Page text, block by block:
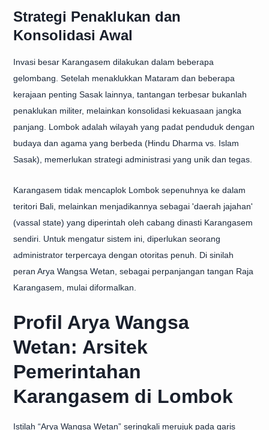
Strategi Penaklukan dan
Konsolidasi Awal
Invasi besar Karangasem dilakukan dalam beberapa
gelombang. Setelah menaklukkan Mataram dan beberapa
kerajaan penting Sasak lainnya, tantangan terbesar bukanlah
penaklukan militer, melainkan konsolidasi kekuasaan jangka
panjang. Lombok adalah wilayah yang padat penduduk dengan
budaya dan agama yang berbeda (Hindu Dharma vs. Islam
Sasak), memerlukan strategi administrasi yang unik dan tegas.
Karangasem tidak mencaplok Lombok sepenuhnya ke dalam
teritori Bali, melainkan menjadikannya sebagai 'daerah jajahan'
(vassal state) yang diperintah oleh cabang dinasti Karangasem
sendiri. Untuk mengatur sistem ini, diperlukan seorang
administrator terpercaya dengan otoritas penuh. Di sinilah
peran Arya Wangsa Wetan, sebagai perpanjangan tangan Raja
Karangasem, mulai diformalkan.
Profil Arya Wangsa
Wetan: Arsitek
Pemerintahan
Karangasem di Lombok
Istilah “Arya Wangsa Wetan” seringkali merujuk pada garis